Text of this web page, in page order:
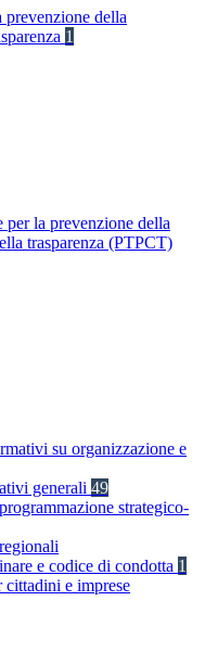
prevenzione della
1
per la prevenzione della
trasparenza (PTPCT)
su organizzazione e
generali 49
strategico-
e codice di condotta 1
e imprese